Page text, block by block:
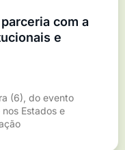
com a
e
(6), do evento
Estados e